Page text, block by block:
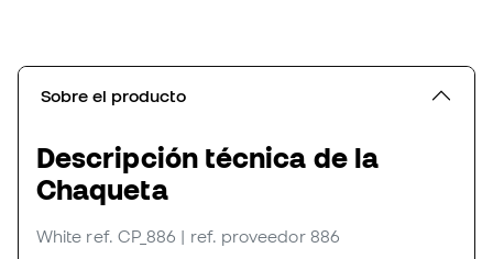
Sobre el producto
Descripción técnica de la
Chaqueta
White ref. CP_886 | ref. proveedor 886